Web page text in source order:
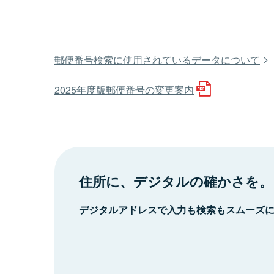
郵便番号検索に使用されているデータについて
2025年度版郵便番号の変更案内
住所に、デジタルの確かさを。
デジタルアドレスで入力も検索もスムーズ